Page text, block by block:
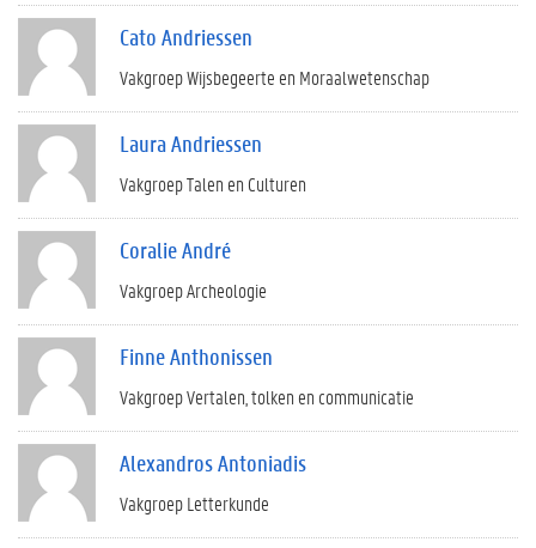
Cato Andriessen
Vakgroep Wijsbegeerte en Moraalwetenschap
Laura Andriessen
Vakgroep Talen en Culturen
Coralie André
Vakgroep Archeologie
Finne Anthonissen
Vakgroep Vertalen, tolken en communicatie
Alexandros Antoniadis
Vakgroep Letterkunde